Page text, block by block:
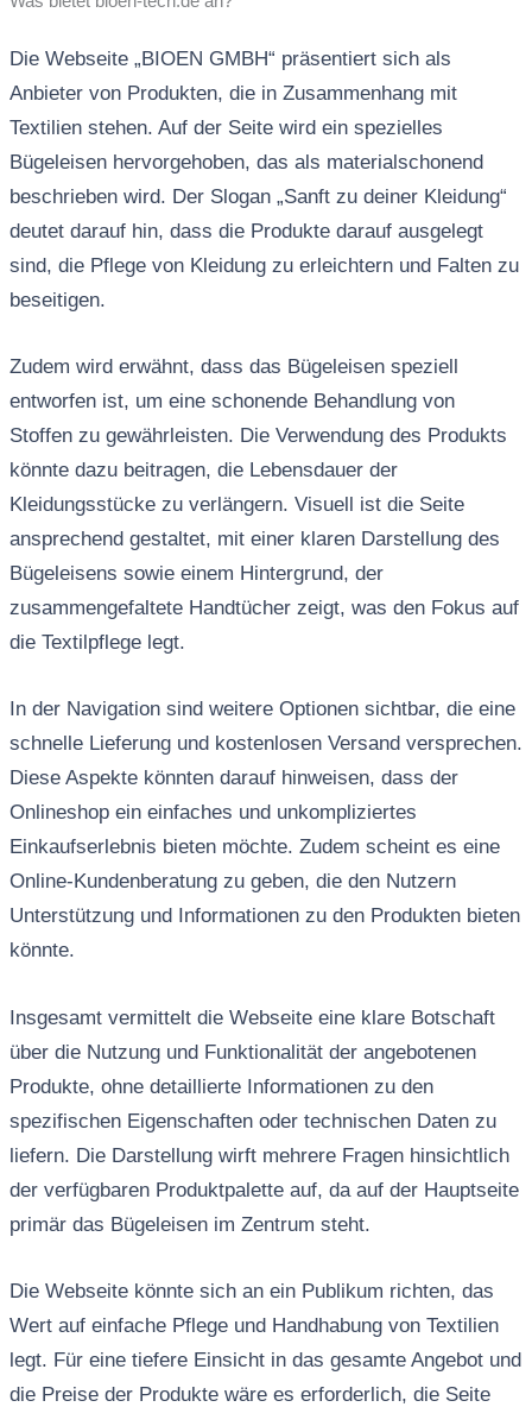
Die Webseite „BIOEN GMBH“ präsentiert sich als
Anbieter von Produkten, die in Zusammenhang mit
Textilien stehen. Auf der Seite wird ein spezielles
Bügeleisen hervorgehoben, das als materialschonend
beschrieben wird. Der Slogan „Sanft zu deiner Kleidung“
deutet darauf hin, dass die Produkte darauf ausgelegt
sind, die Pflege von Kleidung zu erleichtern und Falten zu
beseitigen.
Zudem wird erwähnt, dass das Bügeleisen speziell
entworfen ist, um eine schonende Behandlung von
Stoffen zu gewährleisten. Die Verwendung des Produkts
könnte dazu beitragen, die Lebensdauer der
Kleidungsstücke zu verlängern. Visuell ist die Seite
ansprechend gestaltet, mit einer klaren Darstellung des
Bügeleisens sowie einem Hintergrund, der
zusammengefaltete Handtücher zeigt, was den Fokus auf
die Textilpflege legt.
In der Navigation sind weitere Optionen sichtbar, die eine
schnelle Lieferung und kostenlosen Versand versprechen.
Diese Aspekte könnten darauf hinweisen, dass der
Onlineshop ein einfaches und unkompliziertes
Einkaufserlebnis bieten möchte. Zudem scheint es eine
Online-Kundenberatung zu geben, die den Nutzern
Unterstützung und Informationen zu den Produkten bieten
könnte.
Insgesamt vermittelt die Webseite eine klare Botschaft
über die Nutzung und Funktionalität der angebotenen
Produkte, ohne detaillierte Informationen zu den
spezifischen Eigenschaften oder technischen Daten zu
liefern. Die Darstellung wirft mehrere Fragen hinsichtlich
der verfügbaren Produktpalette auf, da auf der Hauptseite
primär das Bügeleisen im Zentrum steht.
Die Webseite könnte sich an ein Publikum richten, das
Wert auf einfache Pflege und Handhabung von Textilien
legt. Für eine tiefere Einsicht in das gesamte Angebot und
die Preise der Produkte wäre es erforderlich, die Seite